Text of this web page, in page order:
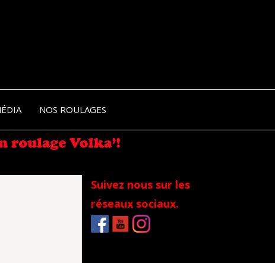
NOS ROULAGES
Suivez nous sur les
réseaux sociaux.